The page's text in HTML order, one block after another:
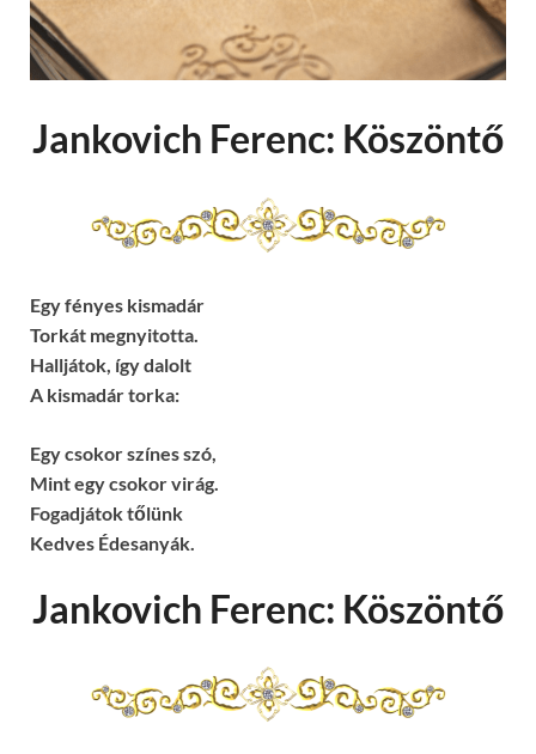
Jankovich Ferenc: Köszöntő
Egy fényes kismadár
Torkát megnyitotta.
Halljátok, így dalolt
A kismadár torka:
Egy csokor színes szó,
Mint egy csokor virág.
Fogadjátok tőlünk
Kedves Édesanyák.
Jankovich Ferenc: Köszöntő